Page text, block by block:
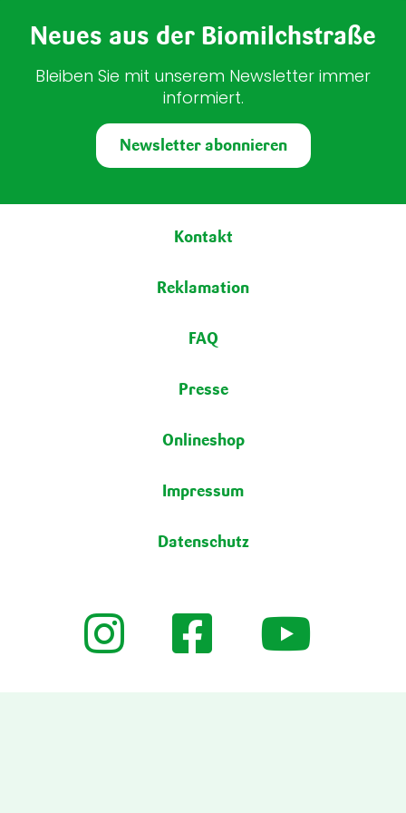
Neues aus der Biomilchstraße
Bleiben Sie mit unserem Newsletter immer
informiert.
Newsletter abonnieren
FußbereichKontakt
Reklamation
FAQ
Presse
Onlineshop
Impressum
Datenschutz